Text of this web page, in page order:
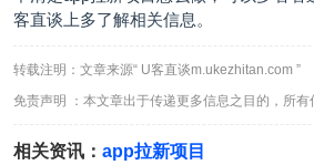
客直谈上多了解相关信息。
转载注明：文章来源“ U客直谈m.ukezhitan.com ”
免责声明 ：本文章出于传递更多信息之目的，所有
相关资讯： app拉新项目